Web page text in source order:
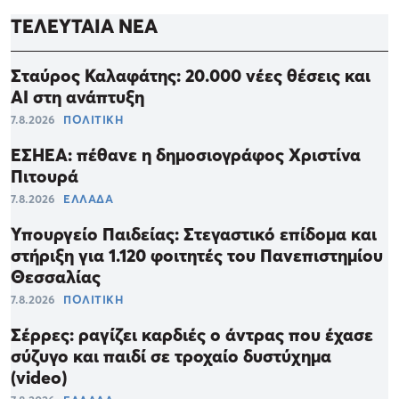
ΤΕΛΕΥΤΑΙΑ ΝΕΑ
Σταύρος Καλαφάτης: 20.000 νέες θέσεις και
AI στη ανάπτυξη
7.8.2026 ΠΟΛΙΤΙΚΗ
ΕΣΗΕΑ: πέθανε η δημοσιογράφος Χριστίνα
Πιτουρά
7.8.2026 ΕΛΛΑΔΑ
Υπουργείο Παιδείας: Στεγαστικό επίδομα και
στήριξη για 1.120 φοιτητές του Πανεπιστημίου
Θεσσαλίας
7.8.2026 ΠΟΛΙΤΙΚΗ
Σέρρες: ραγίζει καρδιές ο άντρας που έχασε
σύζυγο και παιδί σε τροχαίο δυστύχημα
(video)